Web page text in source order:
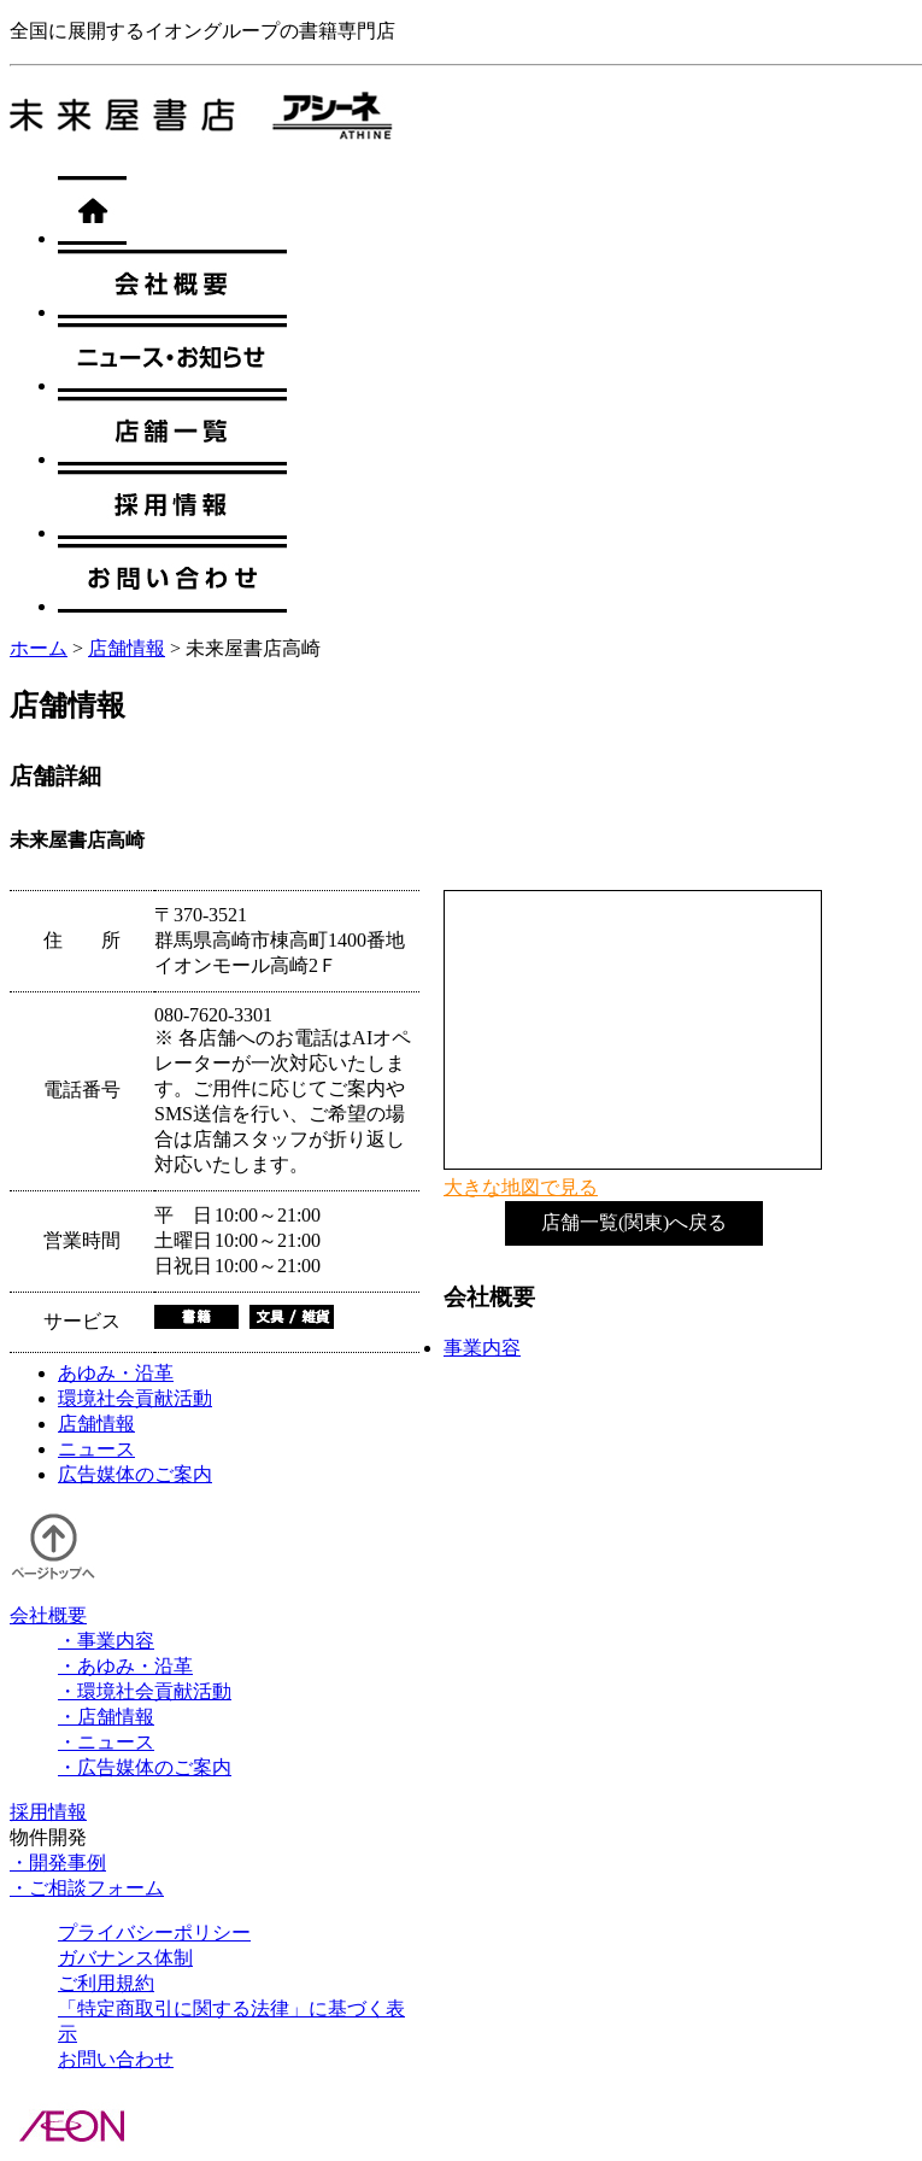
全国に展開するイオングループの書籍専門店
ホーム > 店舗情報 > 未来屋書店高崎
店舗情報
店舗詳細
未来屋書店高崎
住 所
〒370-3521
群馬県高崎市棟高町1400番地
イオンモール高崎2Ｆ
電話番号
080-7620-3301
※ 各店舗へのお電話はAIオペ
レーターが一次対応いたしま
す。ご用件に応じてご案内や
SMS送信を行い、ご希望の場
合は店舗スタッフが折り返し
対応いたします。
営業時間
平 日 10:00～21:00
土曜日 10:00～21:00
日祝日 10:00～21:00
サービス
大きな地図で見る
店舗一覧(関東)へ戻る
会社概要
事業内容
あゆみ・沿革
環境社会貢献活動
店舗情報
ニュース
広告媒体のご案内
会社概要
・事業内容
・あゆみ・沿革
・環境社会貢献活動
・店舗情報
・ニュース
・広告媒体のご案内
採用情報
物件開発
・開発事例
・ご相談フォーム
プライバシーポリシー
ガバナンス体制
ご利用規約
「特定商取引に関する法律」に基づく表
示
お問い合わせ